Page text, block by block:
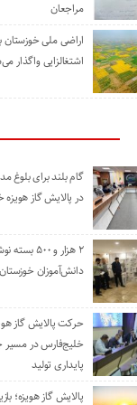
مراجعان
اراضی ملی
اشتغالزایی واگذار
گام بلند برای
در پالایش گاز
۲ هزار و ۵۰۰
دانش‌آموزان
حرکت پالایش گاز
خلیج‌فارس در مسیر
پایداری تولید
پالایش گاز هویزه؛